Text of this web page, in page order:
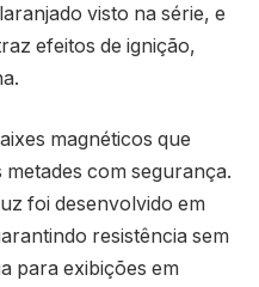
visto na série, e
efeitos de ignição,
magnéticos que
com segurança.
foi desenvolvido em
resistência sem
para exibições em